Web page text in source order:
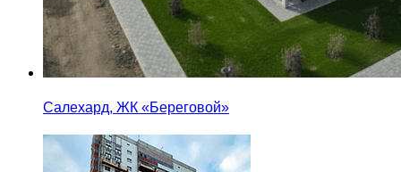
Салехард, ЖК «Береговой»